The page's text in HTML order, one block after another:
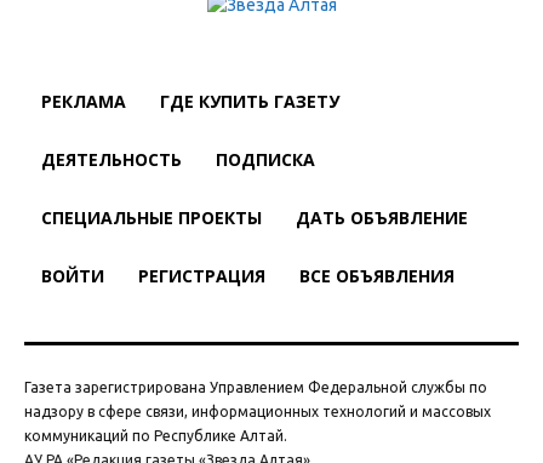
РЕКЛАМА ГДЕ КУПИТЬ ГАЗЕТУ
ДЕЯТЕЛЬНОСТЬ ПОДПИСКА
СПЕЦИАЛЬНЫЕ ПРОЕКТЫ ДАТЬ ОБЪЯВЛЕНИЕ
ВОЙТИ РЕГИСТРАЦИЯ ВСЕ ОБЪЯВЛЕНИЯ
Газета зарегистрирована Управлением Федеральной службы по
надзору в сфере связи, информационных технологий и массовых
коммуникаций по Республике Алтай.